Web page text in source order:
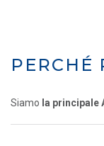
PERCHÉ
Siamo la